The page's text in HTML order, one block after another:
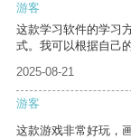
游客
这款学习软件的学习
式。我可以根据自己
2025-08-21
游客
这款游戏非常好玩，